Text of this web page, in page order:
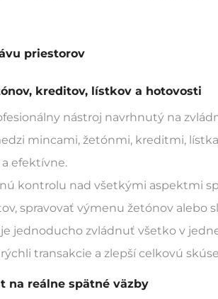
priestorov
kreditov, lístkov a hotovosti
nástroj navrhnutý na
mincami, žetónmi, kreditmi,
efektívne.
kontrolu nad všetkými aspektmi
spravovať výmenu žetónov alebo
jednoducho zvládnuť všetko v
transakcie a zlepší celkovú
na reálne spätné väzby